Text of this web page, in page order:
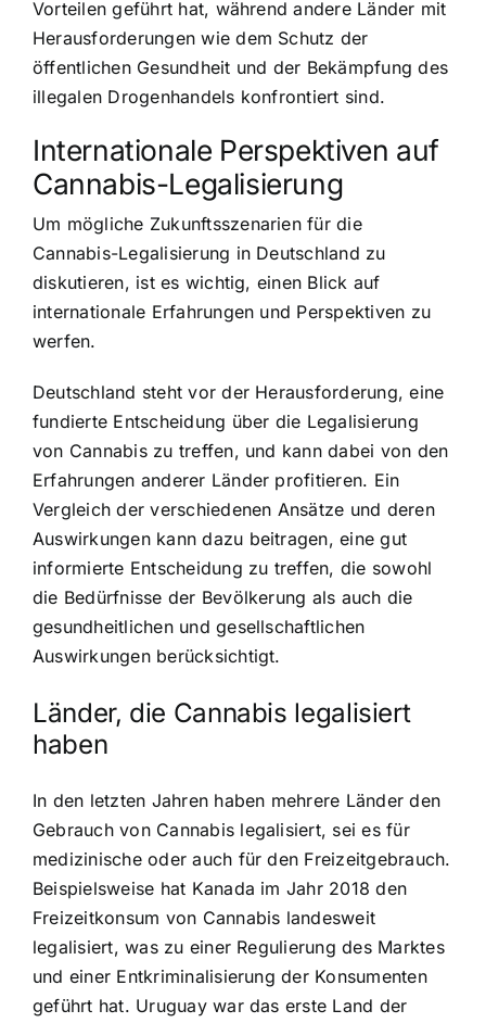
Vorteilen geführt hat, während andere Länder mit
Herausforderungen wie dem Schutz der
öffentlichen Gesundheit und der Bekämpfung des
illegalen Drogenhandels konfrontiert sind.
Internationale Perspektiven auf
Cannabis-Legalisierung
Um mögliche Zukunftsszenarien für die
Cannabis-Legalisierung in Deutschland zu
diskutieren, ist es wichtig, einen Blick auf
internationale Erfahrungen und Perspektiven zu
werfen.
Deutschland steht vor der Herausforderung, eine
fundierte Entscheidung über die Legalisierung
von Cannabis zu treffen, und kann dabei von den
Erfahrungen anderer Länder profitieren. Ein
Vergleich der verschiedenen Ansätze und deren
Auswirkungen kann dazu beitragen, eine gut
informierte Entscheidung zu treffen, die sowohl
die Bedürfnisse der Bevölkerung als auch die
gesundheitlichen und gesellschaftlichen
Auswirkungen berücksichtigt.
Länder, die Cannabis legalisiert
haben
In den letzten Jahren haben mehrere Länder den
Gebrauch von Cannabis legalisiert, sei es für
medizinische oder auch für den Freizeitgebrauch.
Beispielsweise hat Kanada im Jahr 2018 den
Freizeitkonsum von Cannabis landesweit
legalisiert, was zu einer Regulierung des Marktes
und einer Entkriminalisierung der Konsumenten
geführt hat. Uruguay war das erste Land der